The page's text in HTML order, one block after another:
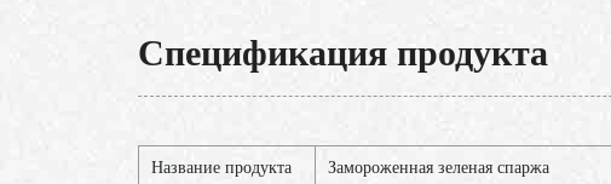
Спецификация продукта
Название продукта Замороженная зеленая спаржа